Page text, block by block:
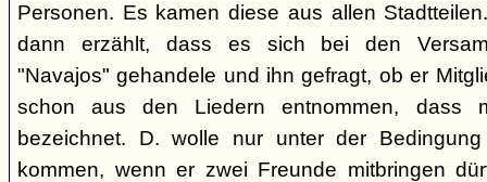
Personen. Es kamen diese aus allen
dann erzählt, dass es sich bei den
"Navajos" gehandele und ihn gefragt, ob er
schon aus den Liedern entnommen, dass
bezeichnet. D. wolle nur unter der
kommen, wenn er zwei Freunde mitbringen